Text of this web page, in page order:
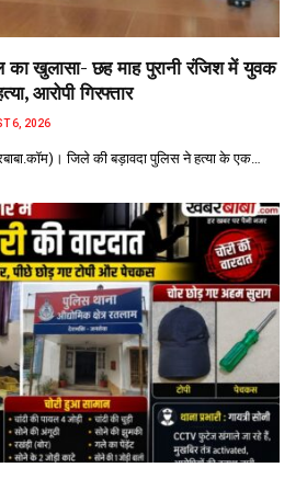
खुलासा- छह माह पुरानी रंजिश में युवक
आरोपी गिरफ्तार
6, 2026
जिले की बड़ावदा पुलिस ने हत्या के एक…